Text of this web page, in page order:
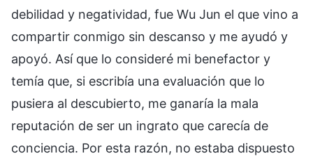
debilidad y negatividad, fue Wu Jun el que vino a
compartir conmigo sin descanso y me ayudó y
apoyó. Así que lo consideré mi benefactor y
temía que, si escribía una evaluación que lo
pusiera al descubierto, me ganaría la mala
reputación de ser un ingrato que carecía de
conciencia. Por esta razón, no estaba dispuesto